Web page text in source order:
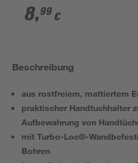
mm
8,99 €
Beschreibung
aus rostfreiem, mattiertem
praktischer Handtuchhalter
Aufbewahrung von
mit Turbo-Loc®-
Bohren